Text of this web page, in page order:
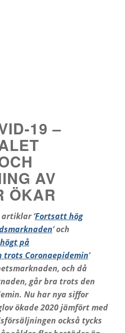
19 –
AV
ÖKAR
’Fortsatt hög
’ och
på
Coronaepidemin’
och då
går bra trots den
Nu har nya siffor
ökade 2020 jämfört med
också tycks